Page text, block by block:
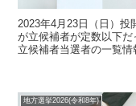
2023年4月23日（日）投
が立候補者が定数以下だ
立候補者当選者の一覧情
地方選挙2026(令和8年)